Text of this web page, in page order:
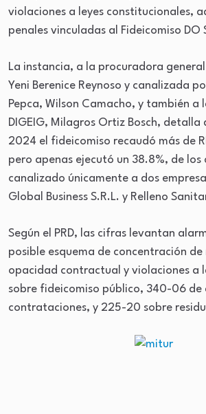
violaciones a leyes constitucionales,
penales vinculadas al Fideicomiso DO
La instancia, a la procuradora
Yeni Berenice Reynoso y canalizada
Pepca, Wilson Camacho, y también a
DIGEIG, Milagros Ortiz Bosch, detalla
2024 el fideicomiso recaudó más de
pero apenas ejecutó un 38.8%, de los
canalizado únicamente a dos
Global Business S.R.L. y Relleno
Según el PRD, las cifras levantan
posible esquema de concentración de
opacidad contractual y violaciones a
sobre fideicomiso público, 340-06 de
contrataciones, y 225-20 sobre